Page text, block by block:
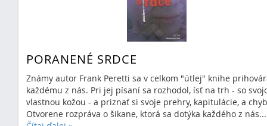
PORANENÉ SRDCE
Známy autor Frank Peretti sa v celkom "útlej" knihe
každému z nás. Pri jej písaní sa rozhodol, ísť na trh - so
vlastnou kožou - a priznať si svoje prehry, kapitulácie, a
Otvorene rozpráva o šikane, ktorá sa dotýka každého z nás...